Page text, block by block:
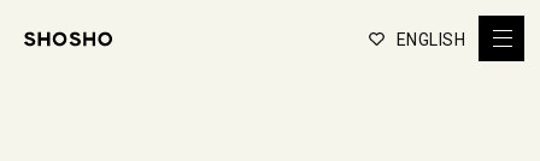
ENGLISH